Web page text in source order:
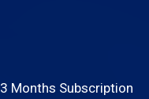
3 Months Subscription